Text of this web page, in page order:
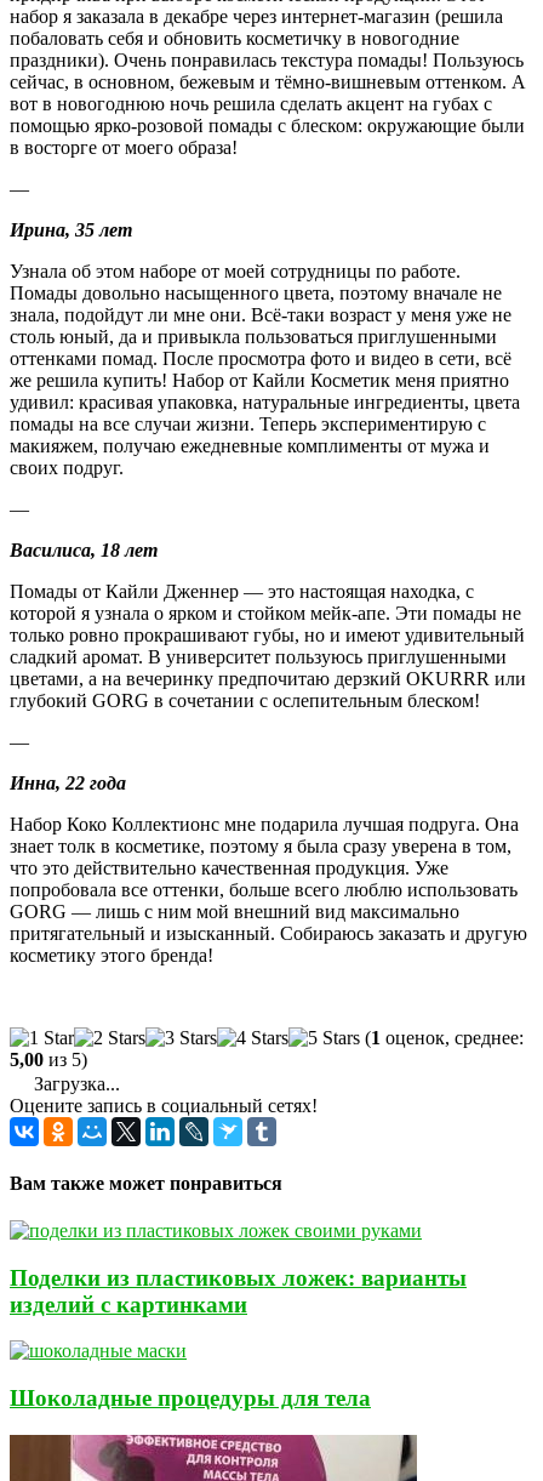
набор я заказала в декабре через интернет-магазин (решила
побаловать себя и обновить косметичку в новогодние
праздники). Очень понравилась текстура помады! Пользуюсь
сейчас, в основном, бежевым и тёмно-вишневым оттенком. А
вот в новогоднюю ночь решила сделать акцент на губах с
помощью ярко-розовой помады с блеском: окружающие были
в восторге от моего образа!
—
Ирина, 35 лет
Узнала об этом наборе от моей сотрудницы по работе.
Помады довольно насыщенного цвета, поэтому вначале не
знала, подойдут ли мне они. Всё-таки возраст у меня уже не
столь юный, да и привыкла пользоваться приглушенными
оттенками помад. После просмотра фото и видео в сети, всё
же решила купить! Набор от Кайли Косметик меня приятно
удивил: красивая упаковка, натуральные ингредиенты, цвета
помады на все случаи жизни. Теперь экспериментирую с
макияжем, получаю ежедневные комплименты от мужа и
своих подруг.
—
Василиса, 18 лет
Помады от Кайли Дженнер — это настоящая находка, с
которой я узнала о ярком и стойком мейк-апе. Эти помады не
только ровно прокрашивают губы, но и имеют удивительный
сладкий аромат. В университет пользуюсь приглушенными
цветами, а на вечеринку предпочитаю дерзкий OKURRR или
глубокий GORG в сочетании с ослепительным блеском!
—
Инна, 22 года
Набор Коко Коллектионс мне подарила лучшая подруга. Она
знает толк в косметике, поэтому я была сразу уверена в том,
что это действительно качественная продукция. Уже
попробовала все оттенки, больше всего люблю использовать
GORG — лишь с ним мой внешний вид максимально
притягательный и изысканный. Собираюсь заказать и другую
косметику этого бренда!
(1 оценок, среднее:
5,00 из 5)
Загрузка...
Оцените запись в социальный сетях!
Вам также может понравиться
Поделки из пластиковых ложек: варианты
изделий с картинками
Шоколадные процедуры для тела